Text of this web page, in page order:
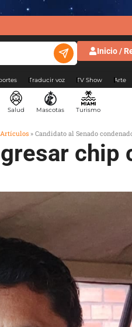
Inicio /
Traducir voz TV Show Arte
Salud Mascotas Turismo
Artículos » Candidato al Senado
chip